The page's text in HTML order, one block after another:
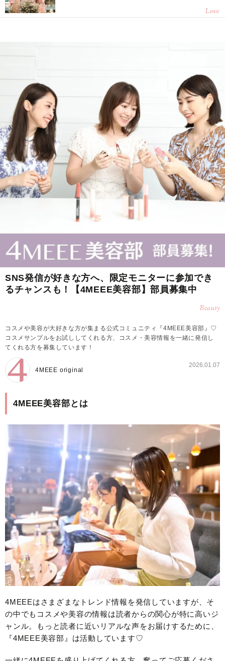
Love
SNS発信が好きな方へ、限定モニターに参加でき
るチャンスも！【4MEEE美容部】部員募集中
Beauty
コスメや美容が大好きな方が集まる公式コミュニティ『4MEEE美容部』♡
コスメサンプルをお試ししてくれる方、コスメ・美容情報を一緒に発信し
てくれる方を募集しています！
4MEEE original
2026.01.07
4MEEE美容部とは
4MEEEはさまざまなトレンド情報を発信していますが、そ
の中でもコスメや美容の情報は読者からの関心が特に高いジ
ャンル。もっと読者に近いリアルな声をお届けするために、
『4MEEE美容部』は活動しています♡